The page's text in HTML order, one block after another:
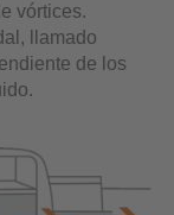
vórtices.
llamado
de los